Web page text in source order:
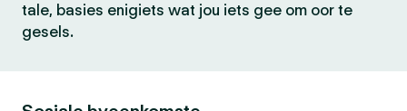
tale, basies enigiets wat jou iets gee om oor te
gesels.